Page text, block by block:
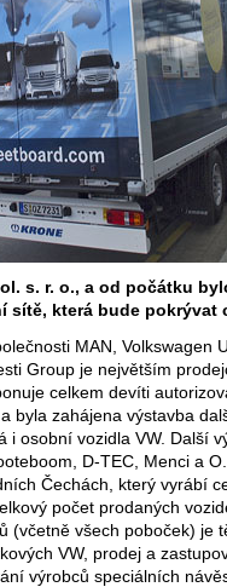
s. r. o., a od počátku
která bude pokrývat
MAN, Volkswagen
Group je největším
celkem devíti
byla zahájena výstavba
i osobní vozidla VW. Další
D-TEC, Menci a
Čechách, který vyrábí
počet prodaných
(včetně všech poboček) je
VW, prodej a
výrobců speciálních